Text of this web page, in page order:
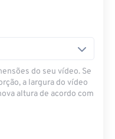
do seu vídeo. Se
a largura do vídeo
altura de acordo com